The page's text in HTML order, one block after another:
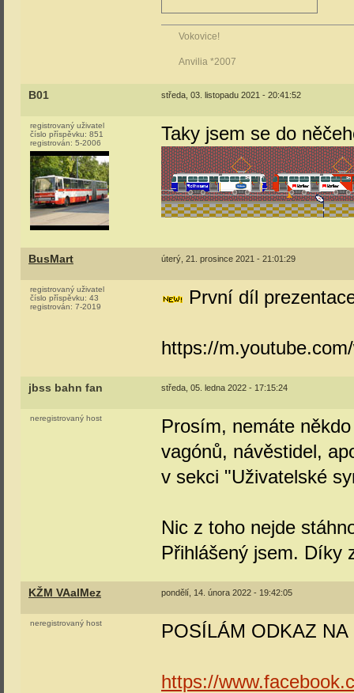
Vokovice!
Anvilia *2007
B01 středa, 03. listopadu 2021 - 20:41:52
registrovaný uživatel
číslo příspěvku: 851
registrován: 5-2006 Taky jsem se do
BusMart úterý, 21. prosince 2021 - 21:01:29
registrovaný uživatel
číslo příspěvku: 43
registrován: 7-2019 První díl
https://
jbss bahn fan středa, 05. ledna 2022 - 17:15:24
neregistrovaný host
Prosím, nemáte
vagónů, návěstidel,
v sekci "Uživatelské
Nic z toho nejde
Přihlášený jsem. Díky
KŽM VAalMez pondělí, 14. února 2022 - 19:42:05
neregistrovaný host POSÍLÁM ODKAZ
https://